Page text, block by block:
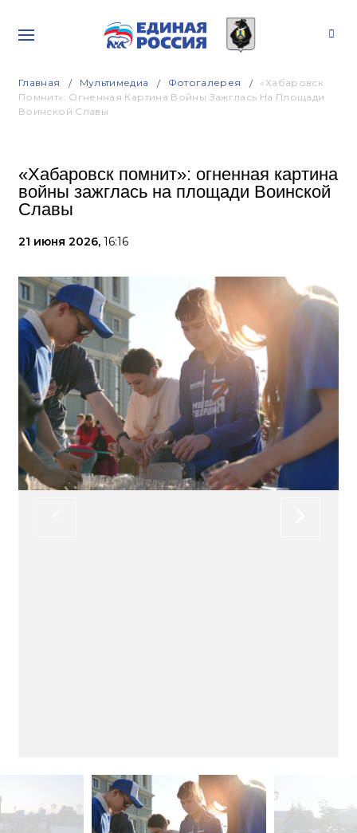
Главная Мультимедиа Фотогалерея
«Хабаровск
Помнит»: Огненная Картина Войны Зажглась На Площади
Воинской Славы
«Хабаровск помнит»: огненная картина
войны зажглась на площади Воинской
Славы
21 июня 2026, 16:16